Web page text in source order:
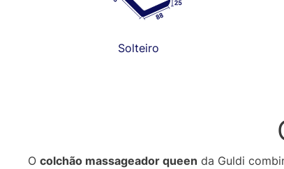
Solteiro
O colchão massageador queen da Guldi